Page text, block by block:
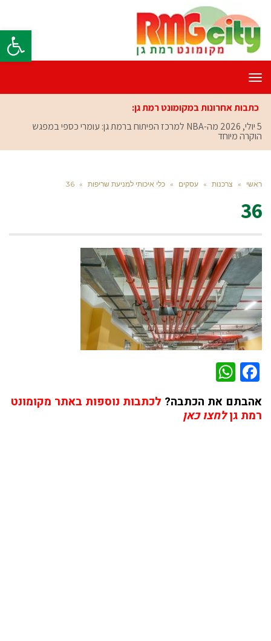
פתח
תפריט
כתבות אחרונות במקומונט רמת גן:
5 יולי, 2026
מה-NBA למרכז הפיתוח ברמת גן: עומרי כספי במפגש
הוקרה מיוחד
ראשי » צרכנות » עסקים » כלי איכותי למניעת שריפות »
36
36
Facebook
אהבתם את הכתבה? לכתבות נוספות באתר מקומונט
רמת גןלחצו כאן